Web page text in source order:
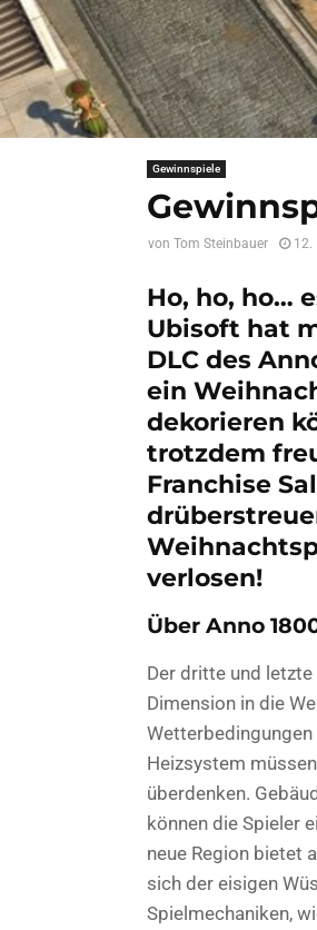
Gewinnspiele
von Tom Steinbauer 12.
Ho, ho, ho…
Ubisoft hat
DLC des
ein
dekorieren
trotzdem
Franchise
verlosen!
Über Anno
Der dritte und letzte
Dimension in die
Heizsystem
überdenken.
können die Spieler
neue Region bietet
sich der eisigen
Spielmechaniken,